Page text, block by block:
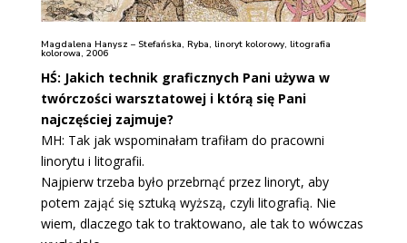
Magdalena Hanysz – Stefańska, Ryba, linoryt kolorowy, litografia
kolorowa, 2006
HŚ: Jakich technik graficznych Pani używa w
twórczości warsztatowej i którą się Pani
najczęściej zajmuje?
MH: Tak jak wspominałam trafiłam do pracowni
linorytu i litografii.
Najpierw trzeba było przebrnąć przez linoryt, aby
potem zająć się sztuką wyższą, czyli litografią. Nie
wiem, dlaczego tak to traktowano, ale tak to wówczas